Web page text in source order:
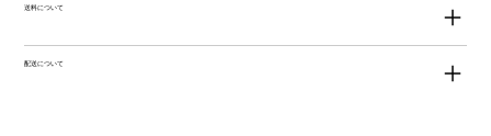
送料について
配送について